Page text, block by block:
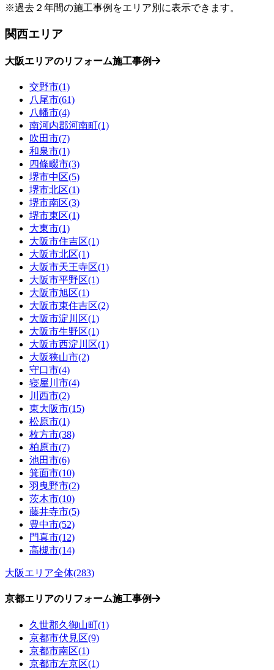
※過去２年間の施工事例をエリア別に表示できます。
関西エリア
大阪エリアのリフォーム施工事例
交野市(1)
八尾市(61)
八幡市(4)
南河内郡河南町(1)
吹田市(7)
和泉市(1)
四條畷市(3)
堺市中区(5)
堺市北区(1)
堺市南区(3)
堺市東区(1)
大東市(1)
大阪市住吉区(1)
大阪市北区(1)
大阪市天王寺区(1)
大阪市平野区(1)
大阪市旭区(1)
大阪市東住吉区(2)
大阪市淀川区(1)
大阪市生野区(1)
大阪市西淀川区(1)
大阪狭山市(2)
守口市(4)
寝屋川市(4)
川西市(2)
東大阪市(15)
松原市(1)
枚方市(38)
柏原市(7)
池田市(6)
箕面市(10)
羽曳野市(2)
茨木市(10)
藤井寺市(5)
豊中市(52)
門真市(12)
高槻市(14)
大阪エリア全体(283)
京都エリアのリフォーム施工事例
久世郡久御山町(1)
京都市伏見区(9)
京都市南区(1)
京都市左京区(1)